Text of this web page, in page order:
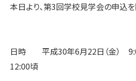
本日より、第3回学校見学会の申込を
日時 平成30年6月22日（金）
12:00頃